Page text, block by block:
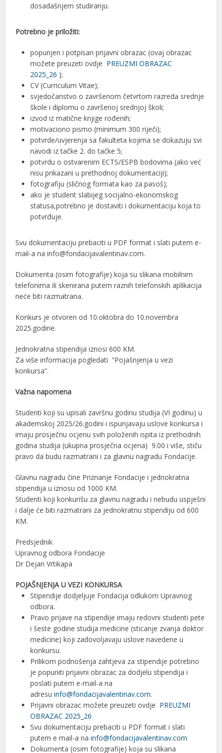
dosadašnjem studiranju.
Potrebno je priložiti:
popunjen i potpisan prijavni obrazac (ovaj obrazac
možete preuzeti ovdje PREUZMI OBRAZAC
2025_26 );
CV (Curriculum Vitae);
svjedočanstvo o završenom četvrtom razreda srednje
škole i diplomu o završenoj srednjoj školi;
izvod iz matične knjige rođenih;
motivaciono pismo (minimum 300 riječi);
potvrde/uvjerenja sa fakulteta kojima se dokazuju svi
navodi iz tačke 2. do tačke 5;
potvrdu o ostvarenim ECTS/ESPB bodovima (ako već
nisu prikazani u prethodnoj dokumentaciji);
fotografiju (sličnog formata kao za pasoš);
ako je student slabijeg socijalno-ekonomskog
statusa,potrebno je dostaviti i dokumentaciju koja to
potvrđuje.
Svu dokumentaciju prebaciti u PDF format i slati putem e-
mail-a na info@fondacijavalentinav.com.
Dokumenta (osim fotografije) koja su slikana mobilnim
telefonima ili skenirana putem raznih telefonskih aplikacija
neće biti razmatrana.
Konkurs je otvoren od 10.oktobra do 10.novembra
2025.godine.
Jednokratna stipendija iznosi 600 KM.
Za više informacija pogledati “Pojašnjenja u vezi
konkursa”.
Važna napomena
Studenti koji su upisali završnu godinu studija (VI godinu) u
akademskoj 2025/26.godini i ispunjavaju uslove konkursa i
imaju prosječnu ocjenu svih položenih ispita iz prethodnih
godina studija (ukupna prosječna ocjena) 9.00 i više, stiču
pravo da budu razmatrani i za glavnu nagradu Fondacije.
Glavnu nagradu čine Priznanje Fondacije i jednokratna
stipendija u iznosu od 1000 KM.
Studenti koji konkurišu za glavnu nagradu i nebudu uspješni
i dalje će biti razmatrani za jednokratnu stipendiju od 600
KM.
Predsjednik
Upravnog odbora Fondacije
Dr Dejan Vrtikapa
POJAŠNJENJA U VEZI KONKURSA
Stipendije dodjeljuje Fondacija odlukom Upravnog
odbora.
Pravo prijave na stipendije imaju redovni studenti pete
i šeste godine studija medicine (sticanje zvanja doktor
medicine) koji zadovoljavaju uslove navedene u
konkursu.
Prilikom podnošenja zahtjeva za stipendije potrebno
je popuniti prijavni obrazac za dodjelu stipendija i
poslati putem e-mail-a na
adresuinfo@fondacijavalentinav.com.
Prijavni obrazac možete preuzeti ovdje PREUZMI
OBRAZAC 2025_26
Svu dokumentaciju prebaciti u PDF format i slati
putem e mail-a nainfo@fondacijavalentinav.com
Dokumenta (osim fotografije) koja su slikana